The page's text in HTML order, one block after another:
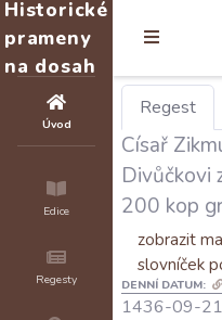
Historické
prameny
na dosah
Úvod
Edice
Regesty
Regest
Císař
Divůčkovi
200 kop
zobrazit
slovníček
DENNÍ DATUM:
1436-09-21